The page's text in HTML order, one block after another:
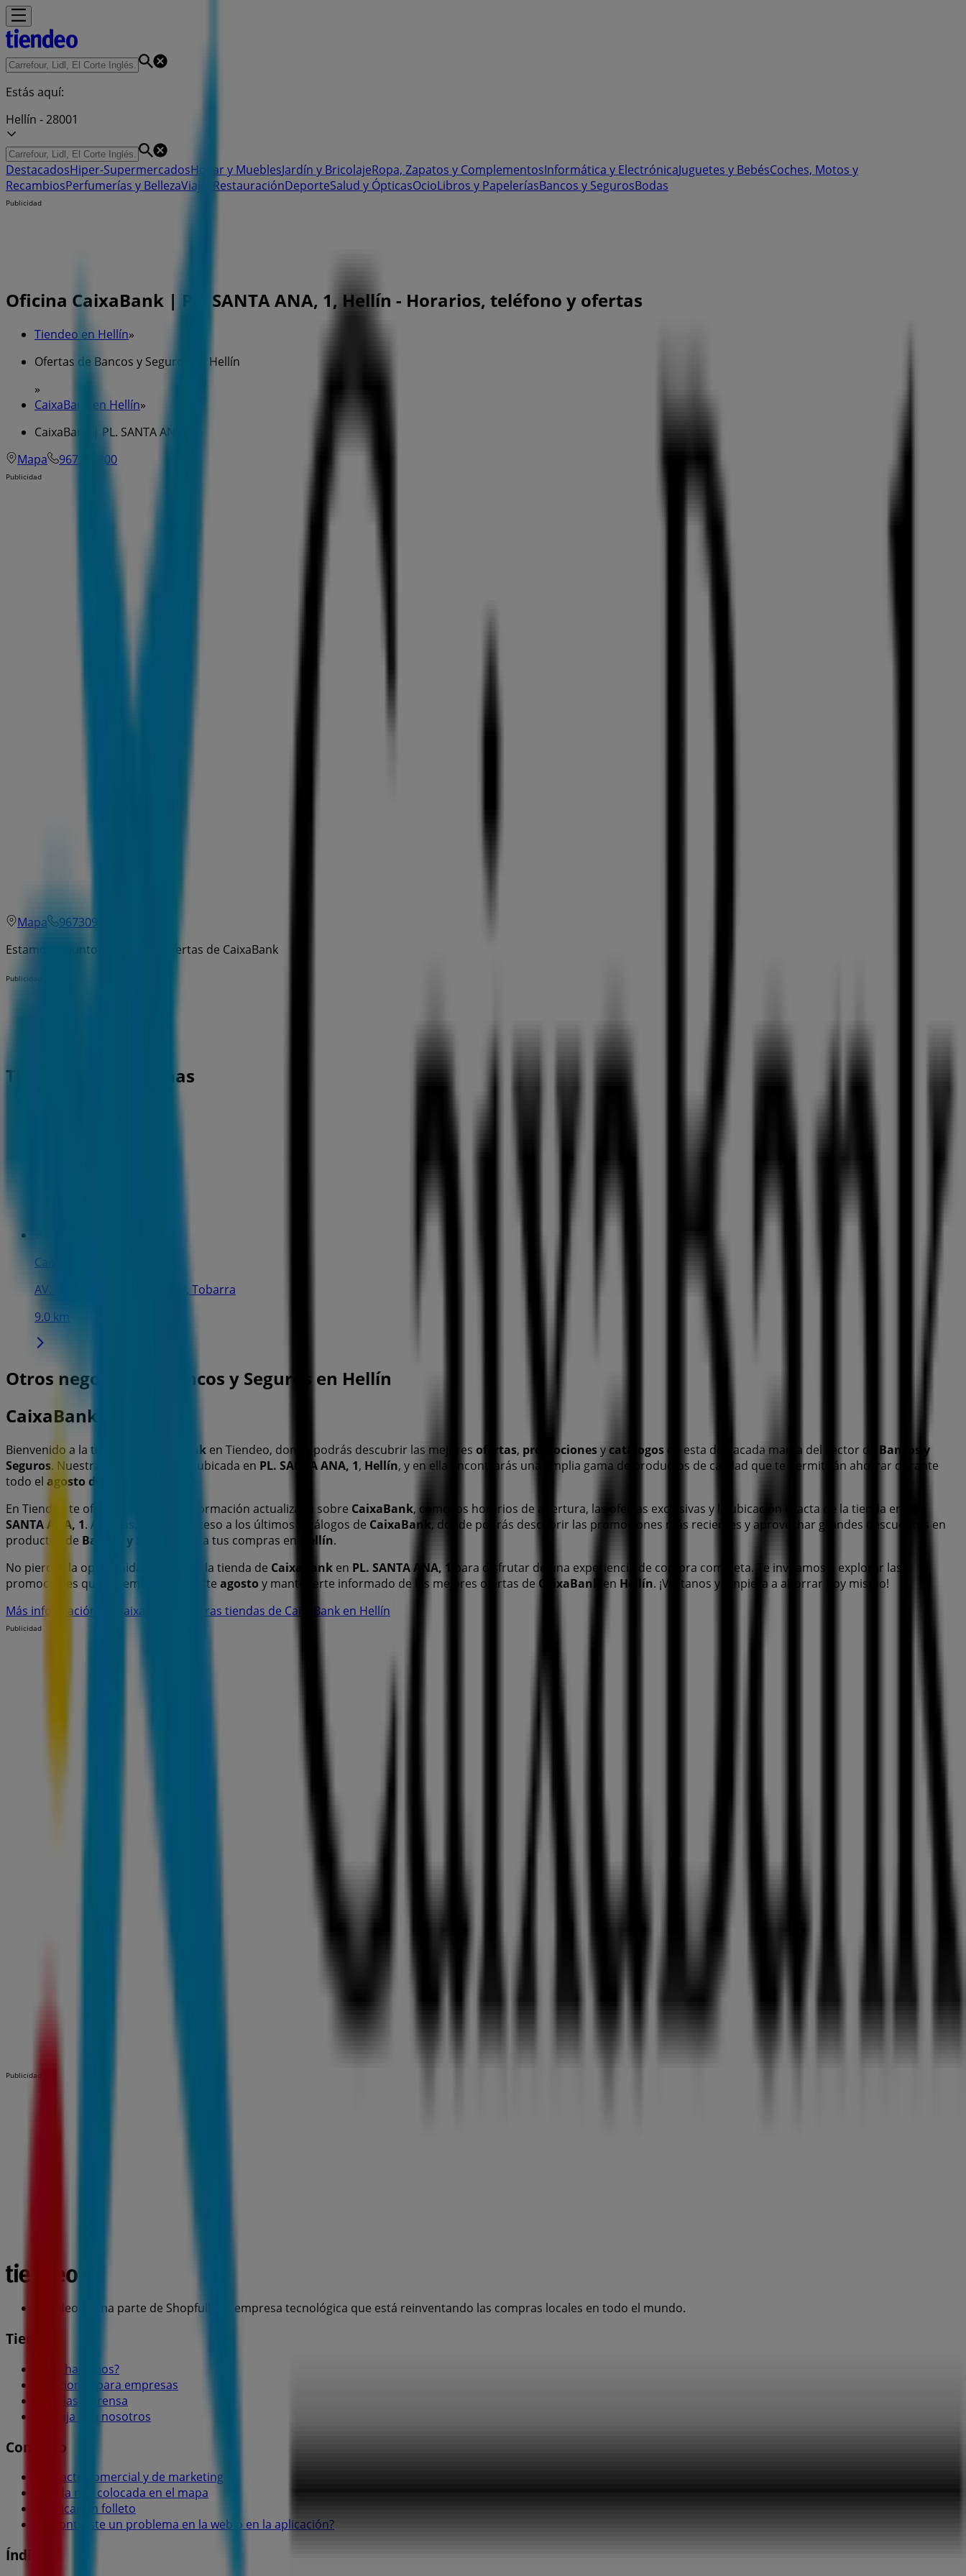
Estás aquí:
Hellín - 28001
DestacadosHiper-SupermercadosHogar y MueblesJardín y BricolajeRopa, Zapatos y ComplementosInformática y ElectrónicaJuguetes y BebésCoches, Motos y
RecambiosPerfumerías y BellezaViajes RestauraciónDeporteSalud y ÓpticasOcioLibros y PapeleríasBancos y SegurosBodas
Publicidad
Oficina CaixaBank | PL. SANTA ANA, 1, Hellín - Horarios, teléfono y ofertas
Tiendeo en Hellín»
Ofertas de Bancos y Seguros en Hellín
»
CaixaBank en Hellín»
CaixaBank | PL. SANTA ANA, 1
Mapa
967309900
Publicidad
Mapa
967309900
Estamos a punto de publicar ofertas de CaixaBank
Publicidad
Tiendas más cercanas
CaixaBank
AV. DE LA GUARDIA CIVIL, 80, Tobarra
9.0 km
Otros negocios de Bancos y Seguros en Hellín
CaixaBank
Bienvenido a la tienda de CaixaBank en Tiendeo, donde podrás descubrir las mejores ofertas, promocionesycatálogos de esta destacada marca del sector de Bancos y
Seguros. Nuestra tienda física está ubicada en PL. SANTA ANA, 1, Hellín, y en ella encontrarás una amplia gama de productos de calidad que te permitirán ahorrar durante
todo el agosto de 2026
En Tiendeo te ofrecemos toda la información actualizada sobre CaixaBank, como los horarios de apertura, las ofertas exclusivas y la ubicación exacta de la tienda en
SANTA ANA, 1. Además, tendrás acceso a los últimos catálogos de CaixaBank, donde podrás descubrir las promociones más recientes y aprovechar grandes descuentos en
productos de Bancos y Seguros para tus compras en Hellín.
No pierdas la oportunidad de visitar la tienda de CaixaBank en PL. SANTA ANA, 1
para disfrutar de una experiencia de compra completa. Te invitamos a explorar las
promociones que tenemos para ti este agosto y mantenerte informado de las mejores ofertas de CaixaBank en Hellín. ¡Visítanos y empieza a ahorrar hoy mismo!
Más información de CaixaBank
Ver otras tiendas de CaixaBank en Hellín
Publicidad
Publicidad
Tiendeo forma parte de Shopfully, la empresa tecnológica que está reinventando las compras locales en todo el mundo.
Tiendeo
¿Qué hacemos?
Soluciones para empresas
Noticias y prensa
Trabaja con nosotros
Contacto
Contacto comercial y de marketing
Tienda mal colocada en el mapa
Notificar un folleto
¿Encontraste un problema en la web o en la aplicación?
Índices